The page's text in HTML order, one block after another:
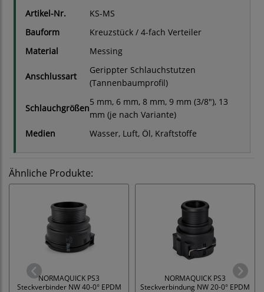
Artikel-Nr.
KS-MS
Bauform
Kreuzstück / 4-fach Verteiler
Material
Messing
Anschlussart
Gerippter Schlauchstutzen
(Tannenbaumprofil)
Schlauchgrößen
5 mm, 6 mm, 8 mm, 9 mm (3/8"), 13
mm (je nach Variante)
Medien
Wasser, Luft, Öl, Kraftstoffe
Ähnliche Produkte:
NORMAQUICK PS3
Steckverbinder NW 40-0° EPDM
NORMAQUICK PS3
Steckverbindung NW 20-0° EPDM